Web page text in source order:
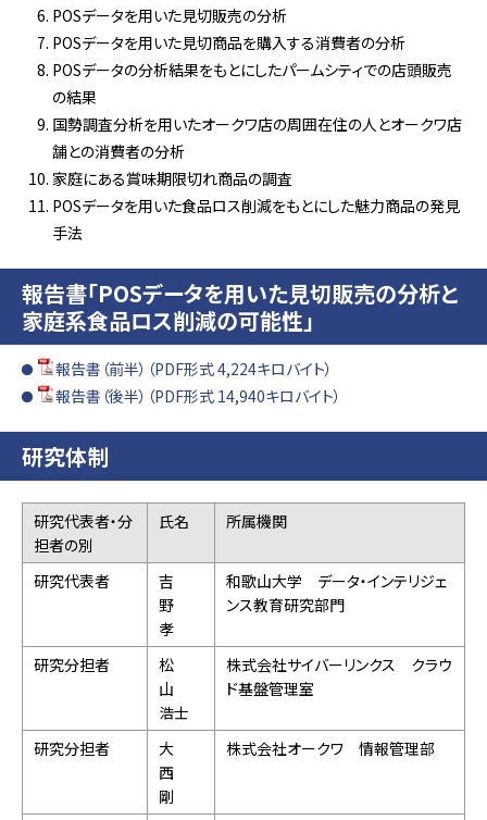
POSデータを用いた見切販売の分析
POSデータを用いた見切商品を購入する消費者の分析
POSデータの分析結果をもとにしたパームシティでの店頭販売
の結果
国勢調査分析を用いたオークワ店の周囲在住の人とオークワ店
舗との消費者の分析
家庭にある賞味期限切れ商品の調査
POSデータを用いた食品ロス削減をもとにした魅力商品の発見
手法
報告書「POSデータを用いた見切販売の分析と
家庭系食品ロス削減の可能性」
報告書（前半）（PDF形式 4,224キロバイト）
報告書（後半）（PDF形式 14,940キロバイト）
研究体制
研究代表者・分
担者の別
氏名 所属機関
研究代表者
吉
野
孝
和歌山大学 データ・インテリジェ
ンス教育研究部門
研究分担者
松
山
浩士
株式会社サイバーリンクス クラウ
ド基盤管理室
研究分担者
大
西
剛
株式会社オークワ 情報管理部